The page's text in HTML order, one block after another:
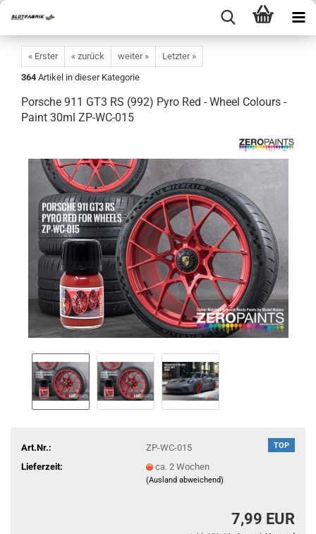
« Erster « zurück weiter »
Letzter »
364 Artikel in dieser Kategorie
Porsche 911 GT3 RS (992) Pyro Red - Wheel Colours -
Paint 30ml ZP-WC-015
TOP
Art.Nr.:
ZP-WC-015
Lieferzeit:
ca. 2 Wochen
(Ausland abweichend)
7,99 EUR